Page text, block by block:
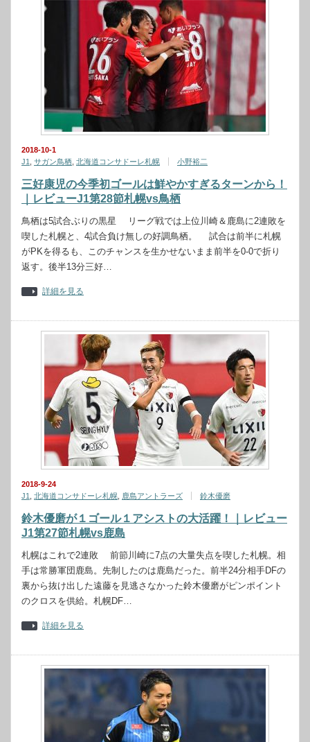
2018-10-1
J1
サガン鳥栖 北海道コンサドーレ札幌 小野裕二
三好康児の今季初ゴールは鮮やかすぎるターンから！
｜レビューJ1第28節札幌vs鳥栖
鳥栖は5試合ぶりの黒星 リーグ戦では上位川崎＆鹿島に2連敗を
喫した札幌と、4試合負け無しの好調鳥栖。 試合は前半に札幌
がPKを得るも、このチャンスを生かせないまま前半を0-0で折り
返す。後半13分三好…
詳細を見る
2018-9-24
J1
北海道コンサドーレ札幌 鹿島アントラーズ 鈴木優磨
鈴木優磨が１ゴール１アシストの大活躍！｜レビュー
J1第27節札幌vs鹿島
札幌はこれで2連敗 前節川崎に7点の大量失点を喫した札幌。相
手は常勝軍団鹿島。先制したのは鹿島だった。前半24分相手DFの
裏から抜け出した遠藤を見逃さなかった鈴木優磨がピンポイント
のクロスを供給。札幌DF…
詳細を見る